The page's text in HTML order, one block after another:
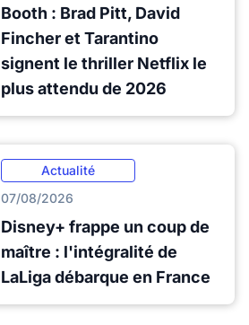
Booth : Brad Pitt, David
Fincher et Tarantino
signent le thriller Netflix le
plus attendu de 2026
Actualité
07/08/2026
Disney+ frappe un coup de
maître : l'intégralité de
LaLiga débarque en France